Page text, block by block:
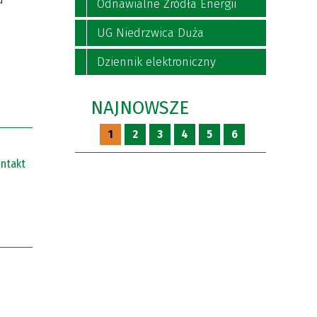
Odnawialne Źródła Energii
UG Niedrzwica Duża
Dziennik elektroniczny
NAJNOWSZE
1 2 3 4 5 6